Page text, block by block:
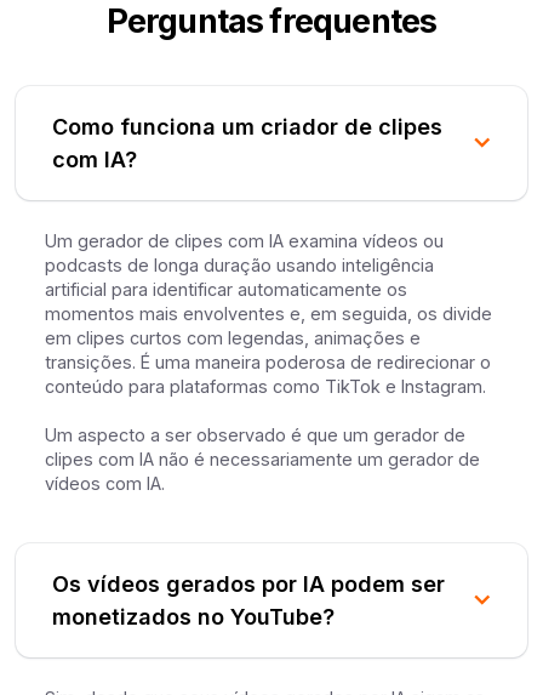
Perguntas frequentes
Como funciona um criador de clipes
com IA?
Um gerador de clipes com IA examina vídeos ou
podcasts de longa duração usando inteligência
artificial para identificar automaticamente os
momentos mais envolventes e, em seguida, os divide
em clipes curtos com legendas, animações e
transições. É uma maneira poderosa de redirecionar o
conteúdo para plataformas como TikTok e Instagram.
Um aspecto a ser observado é que um gerador de
clipes com IA não é necessariamente um gerador de
vídeos com IA.
Os vídeos gerados por IA podem ser
monetizados no YouTube?